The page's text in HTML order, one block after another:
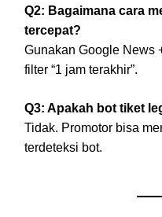
Q2: Bagaimana cara
tercepat?
Gunakan Google News
filter “1 jam terakhir”.
Q3: Apakah bot tiket
Tidak. Promotor bisa
terdeteksi bot.